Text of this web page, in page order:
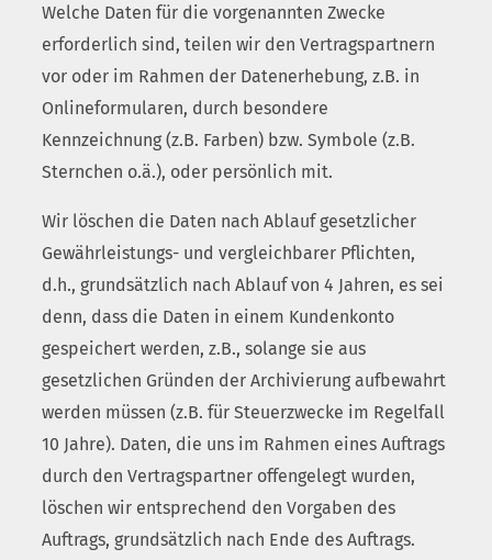
Welche Daten für die vorgenannten Zwecke
erforderlich sind, teilen wir den Vertragspartnern
vor oder im Rahmen der Datenerhebung, z.B. in
Onlineformularen, durch besondere
Kennzeichnung (z.B. Farben) bzw. Symbole (z.B.
Sternchen o.ä.), oder persönlich mit.
Wir löschen die Daten nach Ablauf gesetzlicher
Gewährleistungs- und vergleichbarer Pflichten,
d.h., grundsätzlich nach Ablauf von 4 Jahren, es sei
denn, dass die Daten in einem Kundenkonto
gespeichert werden, z.B., solange sie aus
gesetzlichen Gründen der Archivierung aufbewahrt
werden müssen (z.B. für Steuerzwecke im Regelfall
10 Jahre). Daten, die uns im Rahmen eines Auftrags
durch den Vertragspartner offengelegt wurden,
löschen wir entsprechend den Vorgaben des
Auftrags, grundsätzlich nach Ende des Auftrags.